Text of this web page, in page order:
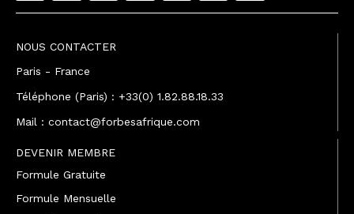
NOUS CONTACTER
Paris - France
Téléphone (Paris) : +33(0) 1.82.88.18.33
Mail : contact@forbesafrique.com
DEVENIR MEMBRE
Formule Gratuite
Formule Mensuelle